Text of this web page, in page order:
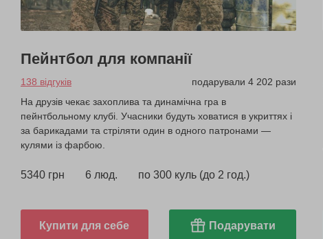
Пейнтбол для компанії
138 відгуків
подарували 4 202 рази
На друзів чекає захоплива та динамічна гра в
пейнтбольному клубі. Учасники будуть ховатися в укриттях і
за барикадами та стріляти один в одного патронами —
кулями із фарбою.
5340 грн 6 люд. по 300 куль (до 2 год.)
Купити для себе Подарувати